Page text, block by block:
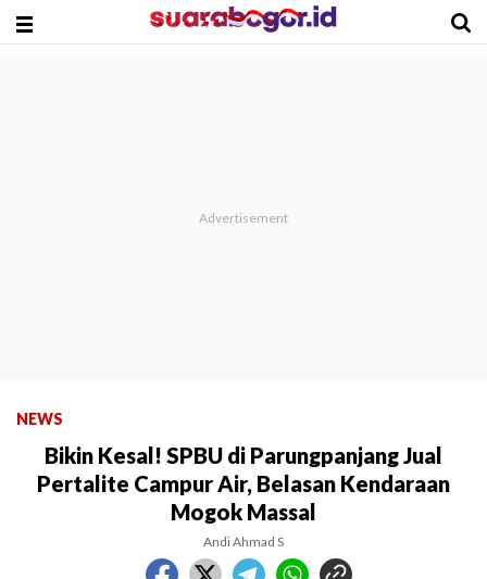
NEWS
Bikin Kesal! SPBU di Parungpanjang Jual
Pertalite Campur Air, Belasan Kendaraan
Mogok Massal
Andi Ahmad S